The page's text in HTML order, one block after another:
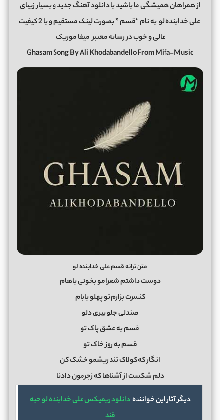
از همراهان همیشگی ما باشید با دانلود آهنگ جدید و بسیار زیبای
علی خدابنده لو
به نام “قسم ” بصورت لینک مستقیم و با 2 کیفیت
عالی و خوب در رسانه معتبرمیفا موزیک
Ghasam Song By Ali Khodabandello From Mifa-Music
متن ترانه قسم علی خدابنده لو
دوست داشتم شعرامو بخونی باهام
کنسرت بزارم تو پهلو بابام
صندلی جلو ببری دلو
قسم به عشق پاک تو
قسم به روز خاک تو
انگار که کولاک تند ریشمو خشک کن
دلم شکست از آشناها که زجرمون دادنا
دیگر آثار این خوانندهدانلود ریمیکس علی خدابنده لو حبه
قند